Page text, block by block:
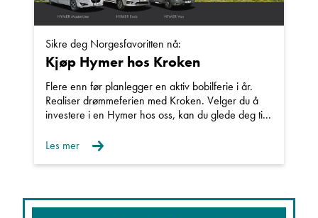
Sikre deg Norgesfavoritten nå:
Kjøp Hymer hos Kroken
Flere enn før planlegger en aktiv bobilferie i år.
Realiser drømmeferien med Kroken. Velger du å
investere i en Hymer hos oss, kan du glede deg ti...
Les mer